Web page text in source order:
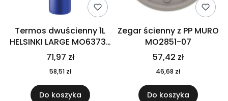
Termos dwuścienny 1L
HELSINKI LARGE MO6373-
04
71,97 zł
58,51 zł
Do koszyka
Zegar ścienny z PP MURO
MO2851-07
57,42 zł
46,68 zł
Do koszyka